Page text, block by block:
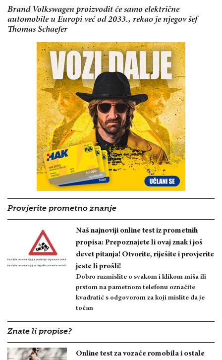
Brand Volkswagen proizvodit će samo električne
automobile u Europi već od 2033., rekao je njegov šef
Thomas Schaefer
Provjerite prometno znanje
Naš najnoviji online test iz prometnih
propisa: Prepoznajete li ovaj znak i još
devet pitanja! Otvorite, riješite i provjerite
jeste li prošli!
Dobro razmislite o svakom i klikom miša ili
prstom na pametnom telefonu označite
kvadratić s odgovorom za koji mislite da je
točan
Znate li propise?
Online test za vozače romobila i ostale